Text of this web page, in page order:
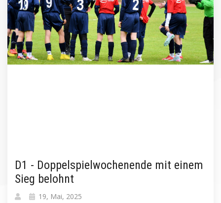
D1 - Doppelspielwochenende mit einem
Sieg belohnt
19, Mai, 2025